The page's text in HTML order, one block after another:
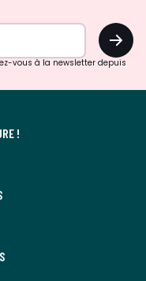
OK
vous à la newsletter depuis
!